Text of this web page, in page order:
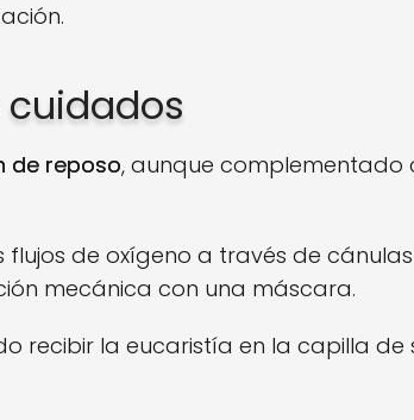
de reposo, aunque complementado
de oxígeno a través de
mecánica con una máscara.
recibir la eucaristía en la capilla